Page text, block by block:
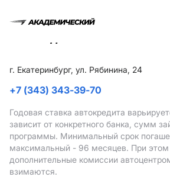
г. Екатеринбург, ул. Рябинина, 24
+7 (343) 343-39-70
Годовая ставка автокредита
зависит от конкретного банка, сумм
программы. Минимальный срок
максимальный - 96 месяцев. При
дополнительные комиссии
взимаются.